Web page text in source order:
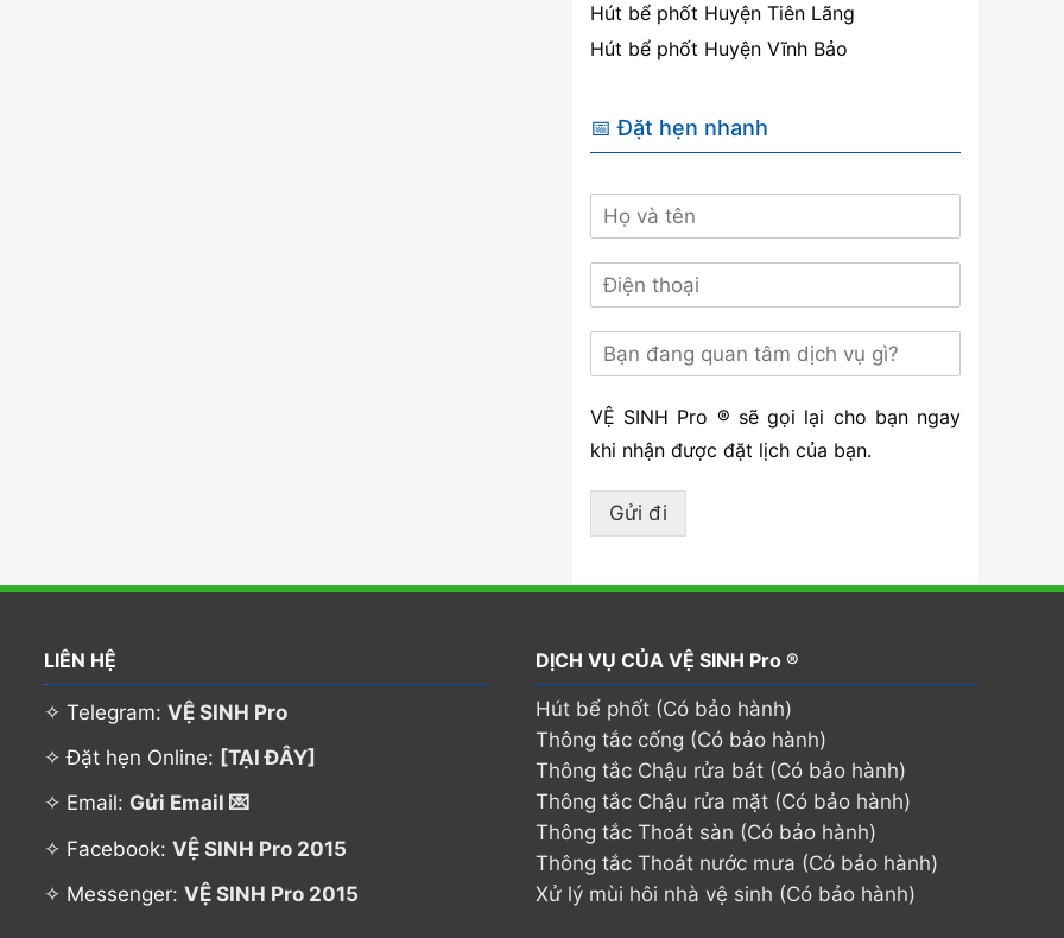
Hút bể phốt Huyện Tiên Lãng
Hút bể phốt Huyện Vĩnh Bảo
📅 Đặt hẹn nhanh
VỆ SINH Pro ® sẽ gọi lại cho bạn ngay
khi nhận được đặt lịch của bạn.
Gửi đi
LIÊN HỆ
✧ Telegram:VỆ SINH Pro
✧ Đặt hẹn Online: [TẠI ĐÂY]
✧ Email: Gửi Email 💌
✧ Facebook:VỆ SINH Pro 2015
✧ Messenger:VỆ SINH Pro 2015
DỊCH VỤ CỦA VỆ SINH Pro ®
Hút bể phốt (Có bảo hành)
Thông tắc cống (Có bảo hành)
Thông tắc Chậu rửa bát (Có bảo hành)
Thông tắc Chậu rửa mặt (Có bảo hành)
Thông tắc Thoát sàn (Có bảo hành)
Thông tắc Thoát nước mưa (Có bảo hành)
Xử lý mùi hôi nhà vệ sinh (Có bảo hành)